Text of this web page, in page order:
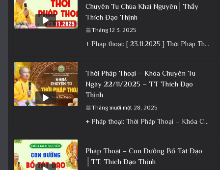
Chuyên Tu Chùa Khai Nguyên│Thầy
Thích Đạo Thịnh
Tháng 12 3, 2025
+ Pháp thoại: [ 23.11.2025 ] Thời Pháp Thoại – Khóa Chuyên Tu Chùa Khai Nguyên│Thầy Thích Đạo Thịnh +
Thời Pháp Thoại – Khóa Chuyên Tu
Ngày 22/11/2025 – TT Thích Đạo
Thịnh
Tháng mười một 28, 2025
+ Pháp thoại: Thời Pháp Thoại – Khóa Chuyên Tu Ngày 22/11/2025 – TT Thích Đạo Thịnh + Album: Pháp
Pháp Thoại – Con Đường Bồ Tát Đạo
│TT. Thích Đạo Thịnh